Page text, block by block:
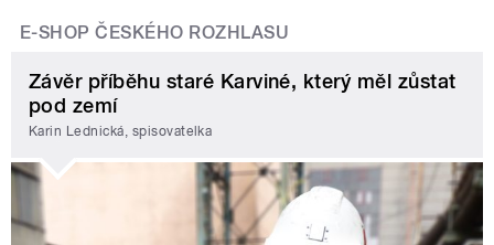
E-SHOP ČESKÉHO ROZHLASU
Závěr příběhu staré Karviné, který měl zůstat
pod zemí
Karin Lednická, spisovatelka